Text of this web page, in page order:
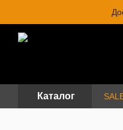
Перейти к основному
Каталог